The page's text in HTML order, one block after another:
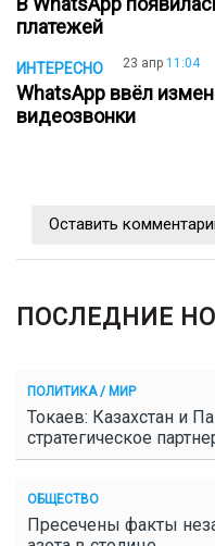
платежей
ИНТЕРЕСНО 23 апр 11:04
WhatsApp ввёл
видеозвонки
Оставить
ПОСЛЕДНИЕ
ПОЛИТИКА / МИР
Токаев: Казахстан и
стратегическое
ОБЩЕСТВО
Пресечены факты